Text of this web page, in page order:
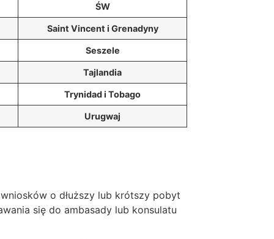
ŚW
Saint Vincent i Grenadyny
Seszele
Tajlandia
Trynidad i Tobago
Urugwaj
o dłuższy lub krótszy pobyt
się do ambasady lub konsulatu